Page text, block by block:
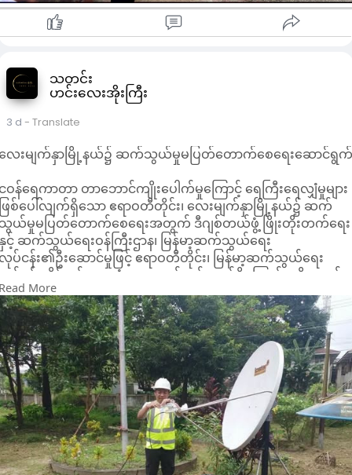
သတင်း
ဟင်းလေးအိုးကြီး
3 d - Translate
ေးမျက်နှာမြို့နယ်၌ ဆက်သွယ်မှုမပြတ်တောက်စေရေးဆောင်ရွ
ဝန်ရေကာတာ တာဘောင်ကျိုးပေါက်မှုကြောင့် ရေကြီးရေလျှံမှုများ
ြစ်ပေါ်လျက်ရှိသော ဧရာဝတီတိုင်း၊ လေးမျက်နှာမြို့နယ်၌ ဆက်
ယ်မှုမပြတ်တောက်စေရေးအတွက် ဒီဂျစ်တယ်ဖွံ့ ဖြိုးတိုးတက်ရေး
င့် ဆက်သွယ်ရေးဝန်ကြီးဌာန၊ မြန်မာ့ဆက်သွယ်ရေး
ပ်ငန်း၏ဦးဆောင်မှုဖြင့် ဧရာဝတီတိုင်း၊ မြန်မာ့ဆက်သွယ်ရေး
ပ်ငန်းတိုင်းမန်နေဂျာရုံးက ဆောင်ရွက်လျက်ရှိကြောင်း သိရသည်။
သို့ ဆောင်ရွက်ရာ၌ မြန်မာ့ဆက်သွယ်ရေးလုပ်ငန်းရုံးချုပ်မှပေးပို့
ော B2B satellite terminal (၂)စုံအား လေးမျက်နှာမြို့နယ်၊
ာရေးကွင်းကျေးရွာအုပ်စု၊ စစ်ကွင်းဘုန်းကြီး ကျောင်းကယ်ဆယ်
ေးစခန်းတွင်(၁) စုံ၊ လေးမျက်နှာမြို့နယ်၊ သခွပ်ချောင်း
ျေးရွာအုပ်စု၊ ဆိတ်နို့ကုန်းကျေးရွာတွင်(၁)စုံ၊ Cell on wheel
ရွေ့ လျားမိုဘိုင်းကားတပ်ဆင်နိုင်ရေးတို့အတွက်ဆောင်ရွက်
ျက်ရှိကြောင်း သိရသည်။
ပြင် ရေကြီးရေလျှံမှုကြောင့် ယာယီပိတ်ထားရသော လေးမျက်နှာ
ြို့နယ်ရှိ မိုဘိုင်းစခန်းများကိုလည်း ရေပြန်လည်ကျဆင်းသွားပါက
က်သွယ်မှုပြန်လည်ရရှိစေရန်ဆောင်ရွက်လျက်ရှိကြောင်း သိရ
ည်။
More